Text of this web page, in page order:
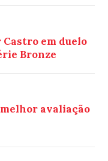
em duelo
Bronze
avaliação